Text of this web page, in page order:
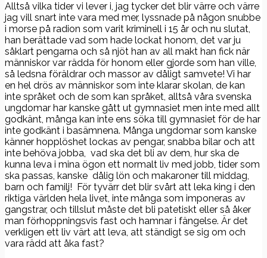
Alltså vilka tider vi lever i, jag tycker det blir värre och värre
jag vill snart inte vara med mer, lyssnade på någon snubbe
i morse på radion som varit kriminell i 15 år och nu slutat,
han berättade vad som hade lockat honom, det var ju
såklart pengarna och så njöt han av all makt han fick när
människor var rädda för honom eller gjorde som han ville,
så ledsna föräldrar och massor av dåligt samvete! Vi har
en hel drös av människor som inte klarar skolan, de kan
inte språket och de som kan språket, alltså våra svenska
ungdomar har kanske gått ut gymnasiet men inte med allt
godkänt, många kan inte ens söka till gymnasiet för de har
inte godkänt i basämnena. Många ungdomar som kanske
känner hopplöshet lockas av pengar, snabba bilar och att
inte behöva jobba, vad ska det bli av dem, hur ska de
kunna leva i mina ögon ett normalt liv med jobb, tider som
ska passas, kanske dålig lön och makaroner till middag,
barn och familj! För tyvärr det blir svårt att leka king i den
riktiga världen hela livet, inte många som imponeras av
gangstrar, och tillslut måste det bli patetiskt eller så åker
man förhoppningsvis fast och hamnar i fängelse. Är det
verkligen ett liv värt att leva, att ständigt se sig om och
vara rädd att åka fast?